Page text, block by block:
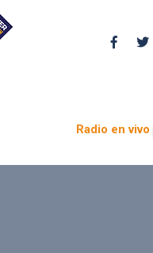
Radio en vivo